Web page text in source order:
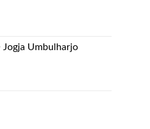
Jogja Umbulharjo